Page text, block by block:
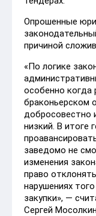
Опрошенные
причиной
«По логике
особенно
браконьерском
добросовестно
низкий. В итоге
заведомо не
изменения
право
нарушениях
закупки», —
Сергей